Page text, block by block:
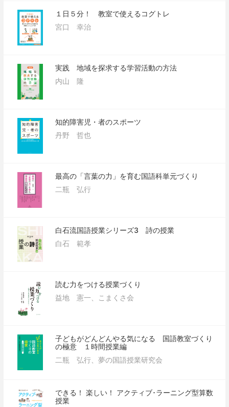
１日５分！ 教室で使えるコグトレ
宮口 幸治
実践 地域を探求する学習活動の方法
内山 隆
知的障害児・者のスポーツ
丹野 哲也
最高の「言葉の力」を育む国語科単元づくり
二瓶 弘行
白石流国語授業シリーズ3 詩の授業
白石 範孝
読む力をつける授業づくり
益地 憲一、こまくさ会
子どもがどんどんやる気になる 国語教室づくり
の極意 １時間授業編
二瓶 弘行、夢の国語授業研究会
できる！ 楽しい！ アクティブ･ラーニング型算数
授業